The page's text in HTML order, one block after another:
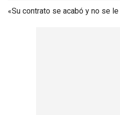
«Su contrato se acabó y no se